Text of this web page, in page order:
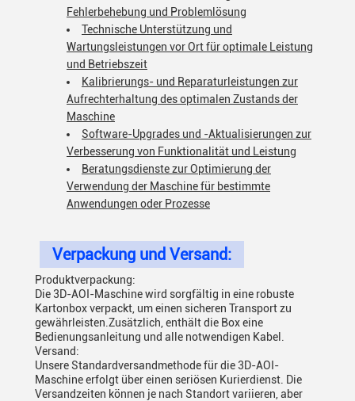
Fehlerbehebung und Problemlösung
Technische Unterstützung und
Wartungsleistungen vor Ort für optimale Leistung
und Betriebszeit
Kalibrierungs- und Reparaturleistungen zur
Aufrechterhaltung des optimalen Zustands der
Maschine
Software-Upgrades und -Aktualisierungen zur
Verbesserung von Funktionalität und Leistung
Beratungsdienste zur Optimierung der
Verwendung der Maschine für bestimmte
Anwendungen oder Prozesse
Verpackung und Versand:
Produktverpackung:
Die 3D-AOI-Maschine wird sorgfältig in eine robuste
Kartonbox verpackt, um einen sicheren Transport zu
gewährleisten.Zusätzlich, enthält die Box eine
Bedienungsanleitung und alle notwendigen Kabel.
Versand:
Unsere Standardversandmethode für die 3D-AOI-
Maschine erfolgt über einen seriösen Kurierdienst. Die
Versandzeiten können je nach Standort variieren, aber